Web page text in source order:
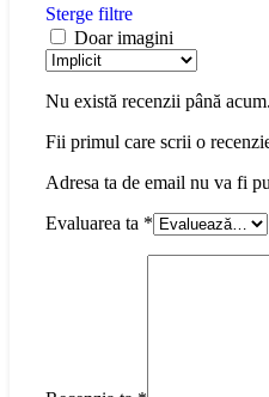
Sterge filtre
Doar imagini
Nu există recenzii până acum.
Fii primul care scrii o
Adresa ta de email nu va fi
Evaluarea ta *